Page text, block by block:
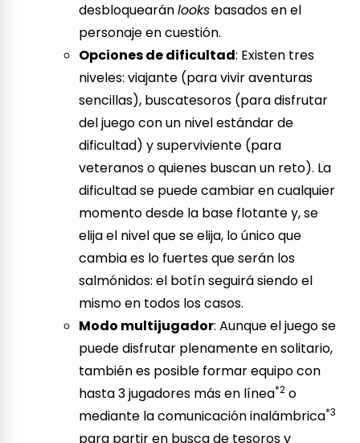
desbloquearánlooks basados en el
personaje en cuestión.
Opciones de dificultad: Existen tres
niveles: viajante (para vivir aventuras
sencillas), buscatesoros (para disfrutar
del juego con un nivel estándar de
dificultad) y superviviente (para
veteranos o quienes buscan un reto). La
dificultad se puede cambiar en cualquier
momento desde la base flotante y, se
elija el nivel que se elija, lo único que
cambia es lo fuertes que serán los
salmónidos: el botín seguirá siendo el
mismo en todos los casos.
Modo multijugador: Aunque el juego se
puede disfrutar plenamente en solitario,
también es posible formar equipo con
hasta 3 jugadores más en línea*2 o
mediante la comunicación inalámbrica*3
para partir en busca de tesoros y